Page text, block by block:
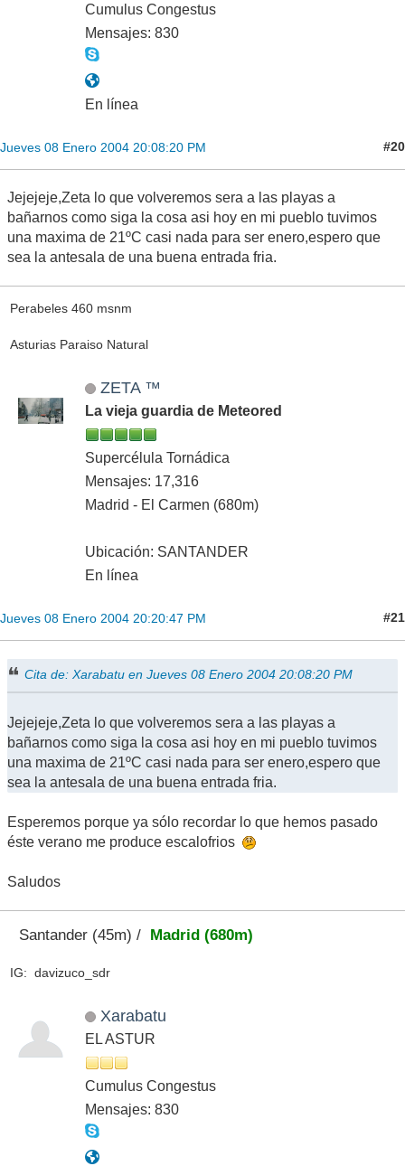
Cumulus Congestus
Mensajes: 830
En línea
Jueves 08 Enero 2004 20:08:20 PM #20
Jejejeje,Zeta lo que volveremos sera a las playas a
bañarnos como siga la cosa asi hoy en mi pueblo tuvimos
una maxima de 21ºC casi nada para ser enero,espero que
sea la antesala de una buena entrada fria.
Perabeles 460 msnm
Asturias Paraiso Natural
ZETA ™
La vieja guardia de Meteored
Supercélula Tornádica
Mensajes: 17,316
Madrid - El Carmen (680m)
Ubicación: SANTANDER
En línea
Jueves 08 Enero 2004 20:20:47 PM #21
Cita de: Xarabatu en Jueves 08 Enero 2004 20:08:20 PM
Jejejeje,Zeta lo que volveremos sera a las playas a
bañarnos como siga la cosa asi hoy en mi pueblo tuvimos
una maxima de 21ºC casi nada para ser enero,espero que
sea la antesala de una buena entrada fria.
Esperemos porque ya sólo recordar lo que hemos pasado
éste verano me produce escalofrios
Saludos
Santander (45m) / Madrid (680m)
IG: davizuco_sdr
Xarabatu
EL ASTUR
Cumulus Congestus
Mensajes: 830